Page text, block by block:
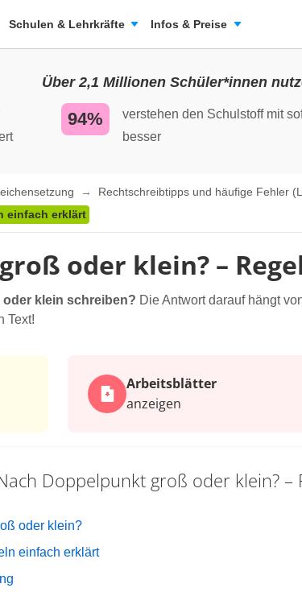
Schulen & Lehrkräfte Infos & Preise
Über 2,1 Millionen Schüler*innen
94%
verstehen den Schulstoff mit
besser
Rechtschreibtipps und häufige Fehler
einfach erklärt
oder klein? –
klein schreiben? Die Antwort darauf hängt
Text!
Arbeits­blätter
anzeigen
Doppelpunkt groß oder klein? –
oder klein?
einfach erklärt